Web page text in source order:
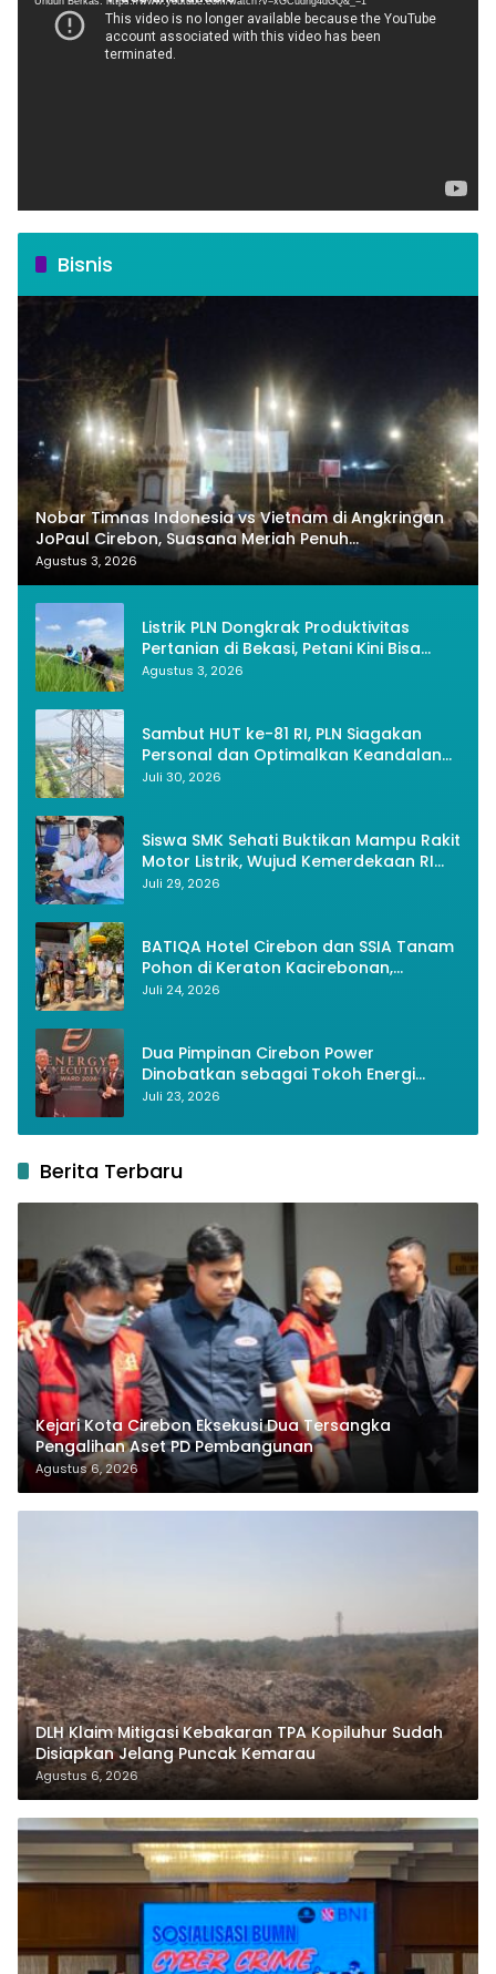
Bisnis
Nobar Timnas Indonesia vs Vietnam di Angkringan
JoPaul Cirebon, Suasana Meriah Penuh
Nasionalisme
Agustus 3, 2026
Listrik PLN Dongkrak Produktivitas
Pertanian di Bekasi, Petani Kini Bisa
Panen Tiga Kali Setahun
Agustus 3, 2026
Sambut HUT ke-81 RI, PLN Siagakan
Personal dan Optimalkan Keandalan
Instalasi Transmisi
Juli 30, 2026
Siswa SMK Sehati Buktikan Mampu Rakit
Motor Listrik, Wujud Kemerdekaan RI
Melalui Inovasi dan Kemandirian
Juli 29, 2026
BATIQA Hotel Cirebon dan SSIA Tanam
Pohon di Keraton Kacirebonan,
Lestarikan Budaya dan Lingkungan
Juli 24, 2026
Dua Pimpinan Cirebon Power
Dinobatkan sebagai Tokoh Energi
Berkelanjutan 2026
Juli 23, 2026
Berita Terbaru
Kejari Kota Cirebon Eksekusi Dua Tersangka
Pengalihan Aset PD Pembangunan
Agustus 6, 2026
DLH Klaim Mitigasi Kebakaran TPA Kopiluhur Sudah
Disiapkan Jelang Puncak Kemarau
Agustus 6, 2026